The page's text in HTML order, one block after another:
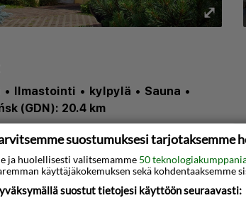
⤢
• Ilmastointi • kylpylä • Sauna •
(GDN): 20.4 km
suostumuksesi tarjotaksemme
ja huolellisesti valitsemamme 50
käyttäjäkokemuksen sekä kohdentaaksemme
suostut tietojesi käyttöön seuraavasti: